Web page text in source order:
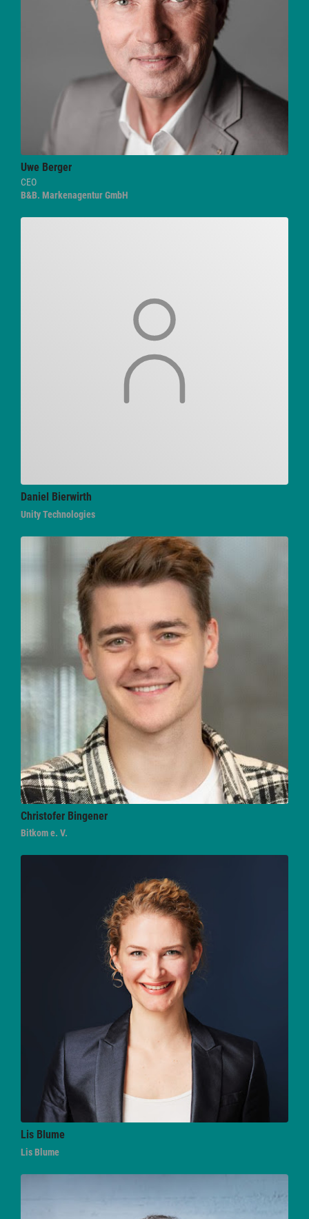
Uwe Berger
CEO
B&B. Markenagentur GmbH
Daniel Bierwirth
Unity Technologies
Christofer Bingener
Bitkom e. V.
Lis Blume
Lis Blume